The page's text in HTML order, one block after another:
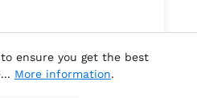
ensure you get the best
More information.